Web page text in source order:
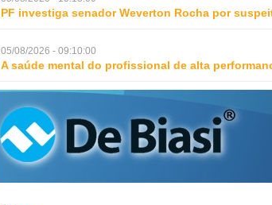
PF investiga senador Weverton Rocha por
05/08/2026 - 09:10:00
A saúde mental do profissional de alta